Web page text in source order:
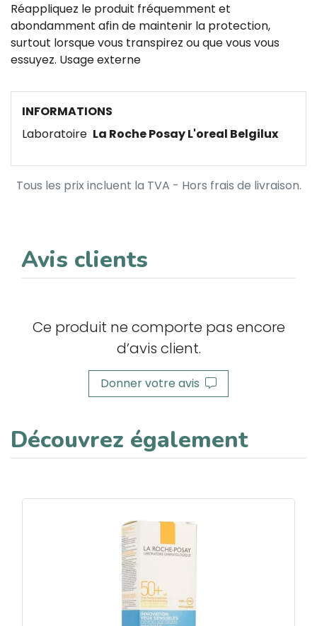
Réappliquez le produit fréquemment et
abondamment afin de maintenir la protection,
surtout lorsque vous transpirez ou que vous vous
essuyez. Usage externe
INFORMATIONS
Laboratoire La Roche Posay L'oreal Belgilux
Tous les prix incluent la TVA - Hors frais de livraison.
Avis clients
Ce produit ne comporte pas encore
d’avis client.
Donner votre avis
Découvrez également